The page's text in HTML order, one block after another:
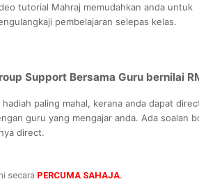
tutorial Mahraj memudahkan anda untuk
pembelajaran selepas kelas.
Support Bersama Guru bernilai
hadiah paling mahal, kerana anda dapat
guru yang mengajar anda. Ada soalan
direct.
secara PERCUMA SAHAJA.